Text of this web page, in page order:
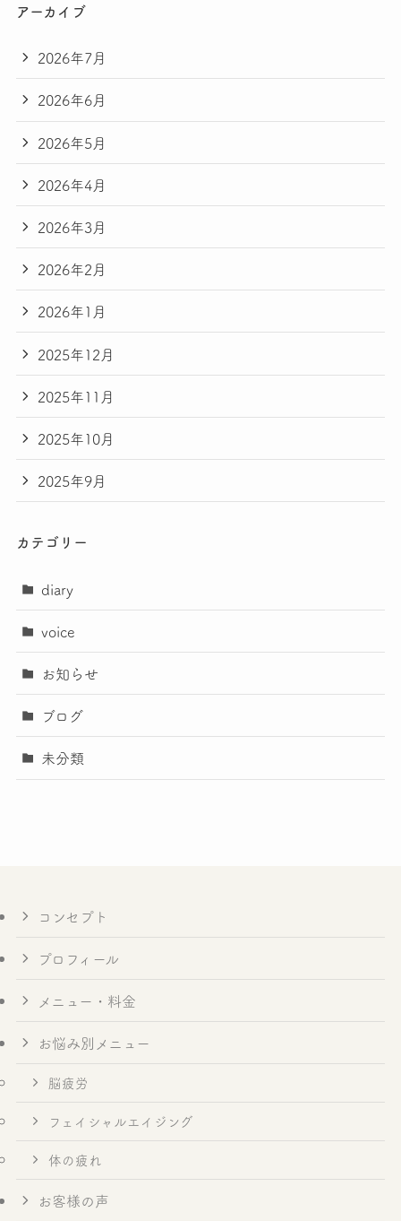
アーカイブ
2026年7月
2026年6月
2026年5月
2026年4月
2026年3月
2026年2月
2026年1月
2025年12月
2025年11月
2025年10月
2025年9月
カテゴリー
diary
voice
お知らせ
ブログ
未分類
コンセプト
プロフィール
メニュー・料金
お悩み別メニュー
脳疲労
フェイシャルエイジング
体の疲れ
お客様の声